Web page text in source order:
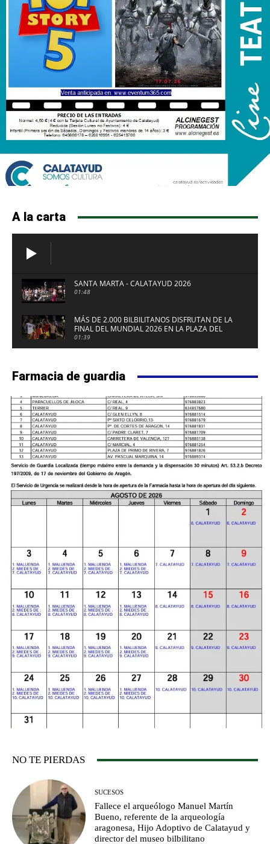
A la carta
SANTA MARTA - CALATAYUD 2026
01:48
MÁS DE 2.000 BILBILITANOS DISFRUTAN DE LA
FINAL DEL MUNDIAL 2026 EN LA PLAZA DEL
FUERTE DE CALATAYUD
01:39
Farmacia de guardia
NO TE PIERDAS
SUCESOS
Fallece el arqueólogo Manuel Martín
Bueno, referente de la arqueología
aragonesa, Hijo Adoptivo de Calatayud y
director del museo bilbilitano